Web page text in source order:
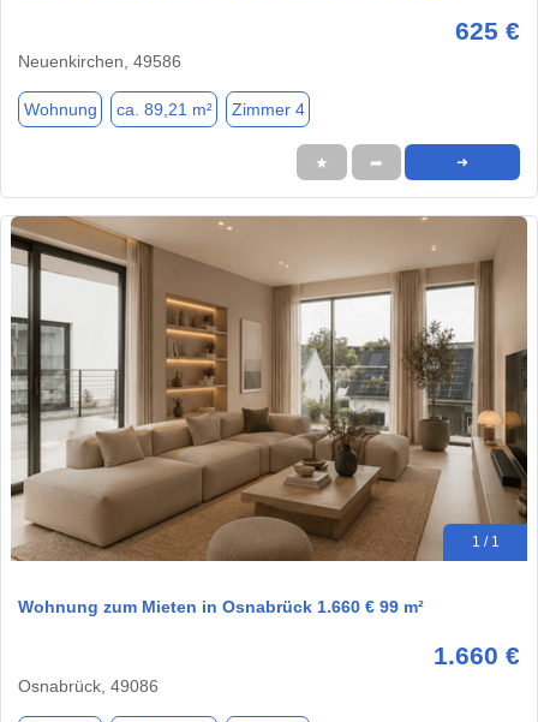
625 €
Neuenkirchen, 49586
Wohnung ca. 89,21 m² Zimmer 4
★ ➦ ➜
1 / 1
Wohnung zum Mieten in Osnabrück 1.660 € 99 m²
1.660 €
Osnabrück, 49086